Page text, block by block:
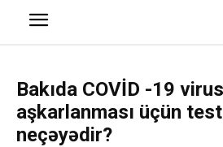
Bakıda COVİD -19
aşkarlanması üçün
neçəyədir?